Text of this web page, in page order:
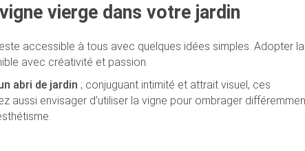
vierge dans votre jardin
accessible à tous avec quelques idées simples. Adopter la
avec créativité et passion.
abri de jardin ; conjuguant intimité et attrait visuel, ces
aussi envisager d’utiliser la vigne pour ombrager